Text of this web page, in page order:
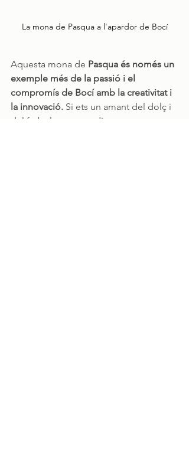
La mona de Pasqua a l'apardor de Bocí
Aquesta mona de Pasqua és només un
exemple més de la passió i el
compromís de Bocí amb la creativitat i
la innovació. Si ets un amant del dolç i
del futbol, no et perdis aquesta